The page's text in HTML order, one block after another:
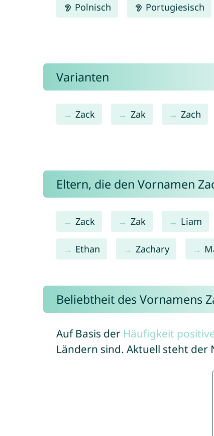
Polnisch Portugiesisch
Varianten
Zack Zak Zach
Eltern, die den Vornamen
Zack Zak Liam
Ethan Zachary
Beliebtheit des Vornamens
Auf Basis der Häufigkeit
Ländern sind. Aktuell steht der